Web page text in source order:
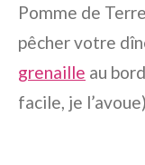
Pomme de
pêcher votre
grenaille au
facile, je